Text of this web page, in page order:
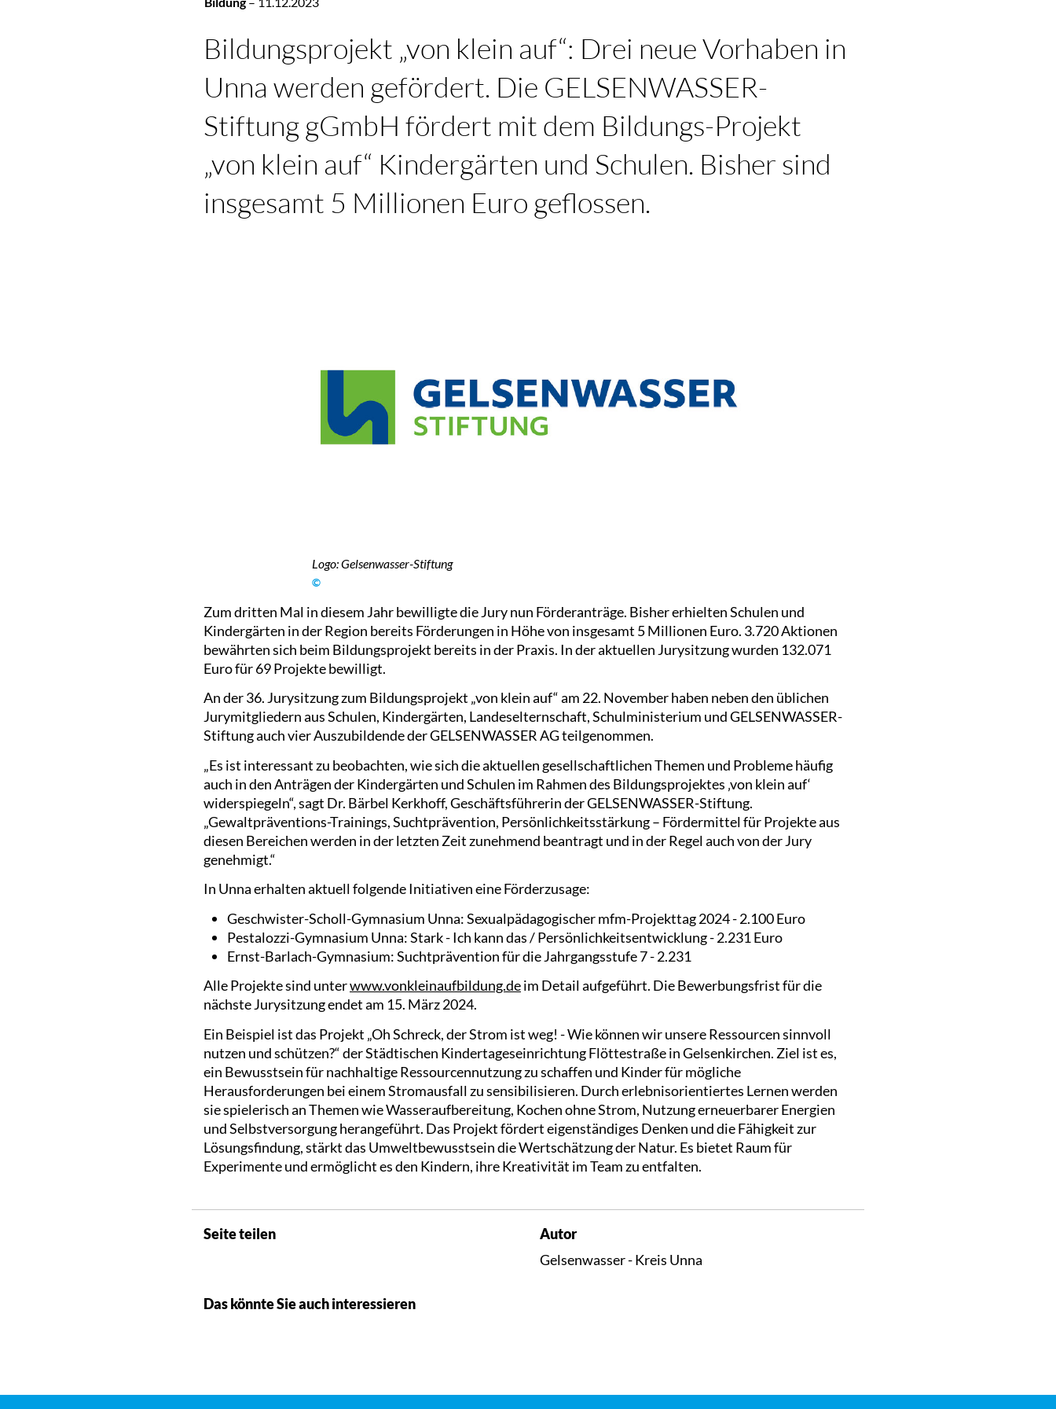
Bildungsprojekt „von klein auf“: Drei neue Vorhaben in
Unna werden gefördert. Die GELSENWASSER-
Stiftung gGmbH fördert mit dem Bildungs-Projekt
„von klein auf“ Kindergärten und Schulen. Bisher sind
insgesamt 5 Millionen Euro geflossen.
Logo: Gelsenwasser-Stiftung
©
Zum dritten Mal in diesem Jahr bewilligte die Jury nun Förderanträge. Bisher erhielten Schulen und
Kindergärten in der Region bereits Förderungen in Höhe von insgesamt 5 Millionen Euro. 3.720 Aktionen
bewährten sich beim Bildungsprojekt bereits in der Praxis. In der aktuellen Jurysitzung wurden 132.071
Euro für 69 Projekte bewilligt.
An der 36. Jurysitzung zum Bildungsprojekt „von klein auf“ am 22. November haben neben den üblichen
Jurymitgliedern aus Schulen, Kindergärten, Landeselternschaft, Schulministerium und GELSENWASSER-
Stiftung auch vier Auszubildende der GELSENWASSER AG teilgenommen.
„Es ist interessant zu beobachten, wie sich die aktuellen gesellschaftlichen Themen und Probleme häufig
auch in den Anträgen der Kindergärten und Schulen im Rahmen des Bildungsprojektes ‚von klein auf‘
widerspiegeln“, sagt Dr. Bärbel Kerkhoff, Geschäftsführerin der GELSENWASSER-Stiftung.
„Gewaltpräventions-Trainings, Suchtprävention, Persönlichkeitsstärkung – Fördermittel für Projekte aus
diesen Bereichen werden in der letzten Zeit zunehmend beantragt und in der Regel auch von der Jury
genehmigt.“
In Unna erhalten aktuell folgende Initiativen eine Förderzusage:
Geschwister-Scholl-Gymnasium Unna: Sexualpädagogischer mfm-Projekttag 2024 - 2.100 Euro
Pestalozzi-Gymnasium Unna: Stark - Ich kann das / Persönlichkeitsentwicklung - 2.231 Euro
Ernst-Barlach-Gymnasium: Suchtprävention für die Jahrgangsstufe 7 - 2.231
Alle Projekte sind unterwww.vonkleinaufbildung.deim Detail aufgeführt. Die Bewerbungsfrist für die
nächste Jurysitzung endet am 15. März 2024.
Ein Beispiel ist das Projekt „Oh Schreck, der Strom ist weg! - Wie können wir unsere Ressourcen sinnvoll
nutzen und schützen?“ der Städtischen Kindertageseinrichtung Flöttestraße in Gelsenkirchen. Ziel ist es,
ein Bewusstsein für nachhaltige Ressourcennutzung zu schaffen und Kinder für mögliche
Herausforderungen bei einem Stromausfall zu sensibilisieren. Durch erlebnisorientiertes Lernen werden
sie spielerisch an Themen wie Wasseraufbereitung, Kochen ohne Strom, Nutzung erneuerbarer Energien
und Selbstversorgung herangeführt. Das Projekt fördert eigenständiges Denken und die Fähigkeit zur
Lösungsfindung, stärkt das Umweltbewusstsein die Wertschätzung der Natur. Es bietet Raum für
Experimente und ermöglicht es den Kindern, ihre Kreativität im Team zu entfalten.
Seite teilen
Autor
Gelsenwasser - Kreis Unna
Das könnte Sie auch interessieren